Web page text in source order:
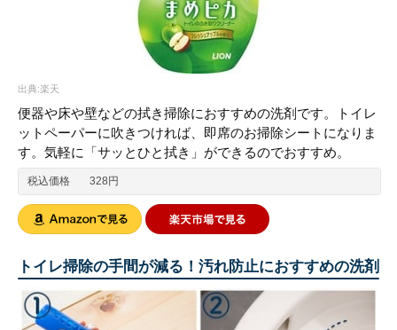
出典:楽天
便器や床や壁などの拭き掃除におすすめの洗剤です。トイレ
ットペーパーに吹きつければ、即席のお掃除シートになりま
す。気軽に「サッとひと拭き」ができるのでおすすめ。
税込価格 328円
トイレ掃除の手間が減る！汚れ防止におすすめの洗剤